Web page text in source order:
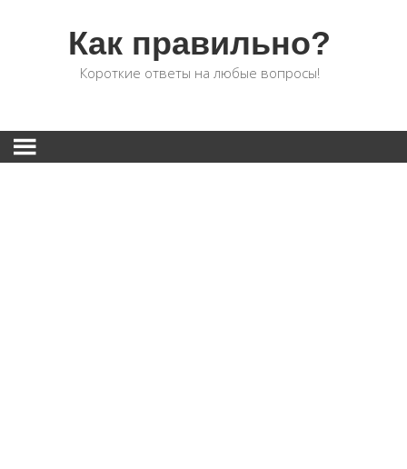
Как правильно?
Короткие ответы на любые вопросы!